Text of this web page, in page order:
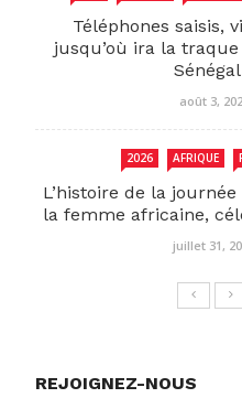
Téléphones saisis,
jusqu’où ira la traque
août 3,
2026 AFRIQUE
L’histoire de la
la femme africaine,
juillet 31,
REJOIGNEZ-NOUS